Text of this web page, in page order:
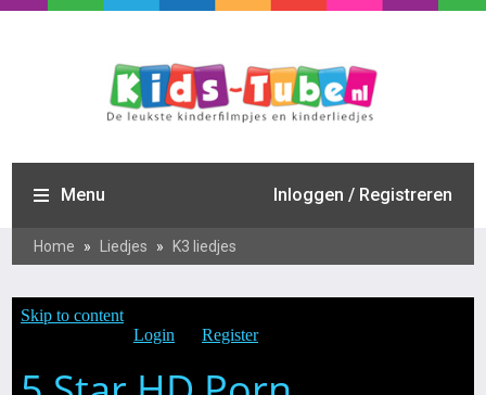
Menu Inloggen / Registreren
Home » Liedjes » K3 liedjes